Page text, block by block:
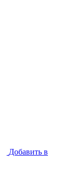
Добавить в